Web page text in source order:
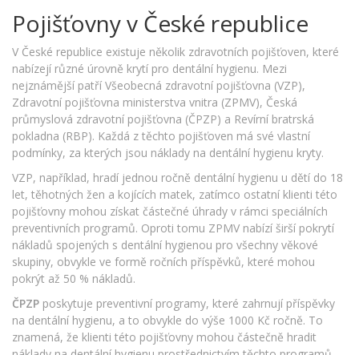
Pojišťovny v České republice
V České republice existuje několik zdravotních pojišťoven, které
nabízejí různé úrovně krytí pro dentální hygienu. Mezi
nejznámější patří Všeobecná zdravotní pojišťovna (VZP),
Zdravotní pojišťovna ministerstva vnitra (ZPMV), Česká
průmyslová zdravotní pojišťovna (ČPZP) a Revírní bratrská
pokladna (RBP). Každá z těchto pojišťoven má své vlastní
podmínky, za kterých jsou náklady na dentální hygienu kryty.
VZP, například, hradí jednou ročně dentální hygienu u dětí do 18
let, těhotných žen a kojících matek, zatímco ostatní klienti této
pojišťovny mohou získat částečné úhrady v rámci speciálních
preventivních programů. Oproti tomu ZPMV nabízí širší pokrytí
nákladů spojených s dentální hygienou pro všechny věkové
skupiny, obvykle ve formě ročních příspěvků, které mohou
pokrýt až 50 % nákladů.
ČPZP poskytuje preventivní programy, které zahrnují příspěvky
na dentální hygienu, a to obvykle do výše 1000 Kč ročně. To
znamená, že klienti této pojišťovny mohou částečně hradit